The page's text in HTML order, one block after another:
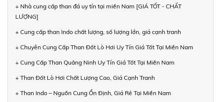
+ Nhà cung cấp than đá uy tín tại miền Nam [GIÁ TỐT - CHẤT
LƯỢNG]
+ Cung cấp than Indo chất lượng, số lượng lớn, giá cạnh tranh
+ Chuyên Cung Cấp Than Đốt Lò Hơi Uy Tín Giá Tốt Tại Miền Nam
+ Cung Cấp Than Quảng Ninh Uy Tín Giá Tốt Tại Miền Nam
+ Than Đốt Lò Hơi Chất Lượng Cao, Giá Cạnh Tranh
+ Than Indo – Nguồn Cung Ổn Định, Giá Rẻ Tại Miền Nam